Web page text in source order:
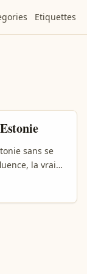
Etiquettes
sans se
la vraie
et pourquoi
plus vrai.